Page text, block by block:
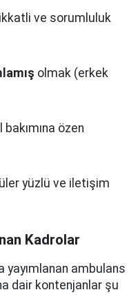
ve sorumluluk
olmak (erkek
özen
yüzlü ve iletişim
Kadrolar
yayımlanan ambulans
dair kontenjanlar şu